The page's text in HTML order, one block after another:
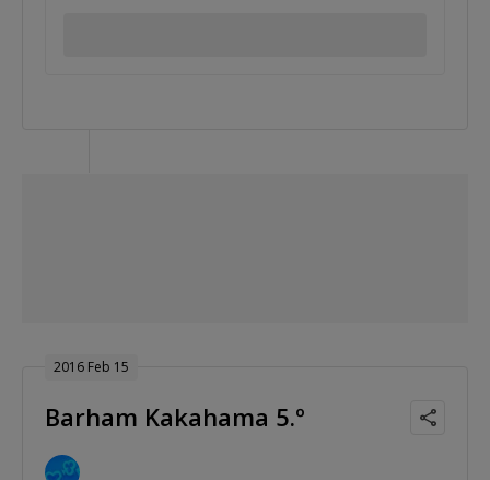
2016 Feb 15
Barham Kakahama 5.º